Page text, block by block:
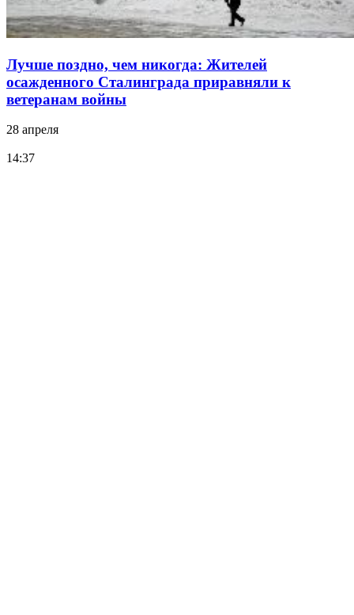
Лучше поздно, чем никогда: Жителей
осажденного Сталинграда приравняли к
ветеранам войны
28 апреля
14:37